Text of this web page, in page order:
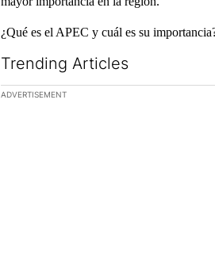
¿Qué es el APEC y cuál es su
Trending Articles
The following is a list of the most
ADVERTISEMENT